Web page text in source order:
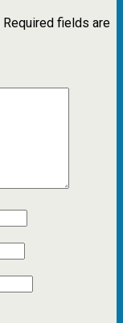
Required fields are